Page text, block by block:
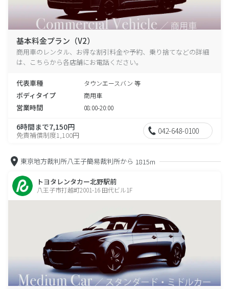
基本料金プラン（V2）
商用車のレンタル、お得な割引料金や予約、乗り捨てなどの詳細
は、こちらから各店舗にお電話ください。
代表車種 タウンエースバン 等
ボディタイプ 商用車
営業時間 08:00-20:00
6時間まで7,150円
免責補償制度1,100円 042-648-0100
東京地方裁判所八王子簡易裁判所から 1815m
トヨタレンタカー北野駅前
八王子市打越町2001-16 田代ビル1F